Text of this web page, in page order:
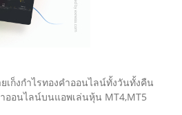
เก็งกำไรทองคำออนไลน์ทั้งวันทั้งคืน
ออนไลน์บนแอพเล่นหุ้น MT4,MT5